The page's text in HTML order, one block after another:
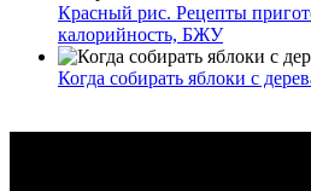
Красный рис. Рецепты
калорийность, БЖУ
Когда собирать яблоки с